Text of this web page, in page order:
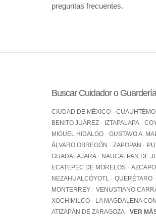
preguntas frecuentes.
Buscar Cuidador o
CIUDAD DE MÉXICO
BENITO JUÁREZ
IZTAPALAPA
MIGUEL HIDALGO
GUSTAVO A.
ÁLVARO OBREGÓN
ZAPOPAN
GUADALAJARA
NAUCALPAN DE
ECATEPEC DE MORELOS
NEZAHUALCÓYOTL
QUERÉTARO
MONTERREY
VENUSTIANO
XOCHIMILCO
LA MAGDALENA
ATIZAPÁN DE ZARAGOZA
VER